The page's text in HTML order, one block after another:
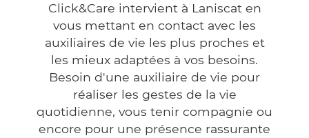
Click&Care intervient à Laniscat en
vous mettant en contact avec les
auxiliaires de vie les plus proches et
les mieux adaptées à vos besoins.
Besoin d'une auxiliaire de vie pour
réaliser les gestes de la vie
quotidienne, vous tenir compagnie ou
encore pour une présence rassurante